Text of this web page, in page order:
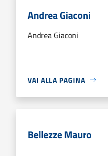
Andrea Giaconi
Andrea Giaconi
VAI ALLA PAGINA
Bellezze Mauro